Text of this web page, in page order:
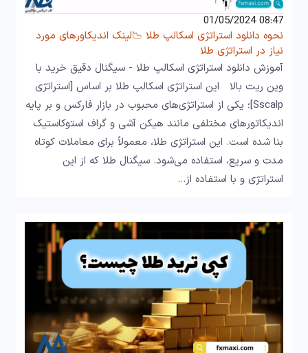
08:47 01/05/2024
نحوه دانلود استراتژی اسکالپ طلا 📉لینک اندیکاورهای مورد
نیاز در استراتژی طلا
آموزش دانلود استراتژی اسکالپ طلا - سیگنال دقیق خرید با
وین ریت بالا این استراتژی اسکالپ طلا بر اساس [استراتژی
Sscalp]؛ یکی از استراتژی‌های محبوب در بازار فارکس و بر پایه
اندیکاتورهای مختلفی مانند هیکن‌ آشی و گراف استوکاستیک
بنا شده است. این استراتژی طلا، معمولاً برای معاملات کوتاه‌
مدت و سریع، استفاده می‌شود. سیگنال طلا که از این
استراتژی و با استفاده از…